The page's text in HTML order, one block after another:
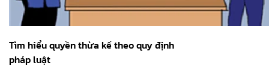
Tìm hiểu quyền thừa kế theo quy định
pháp luật